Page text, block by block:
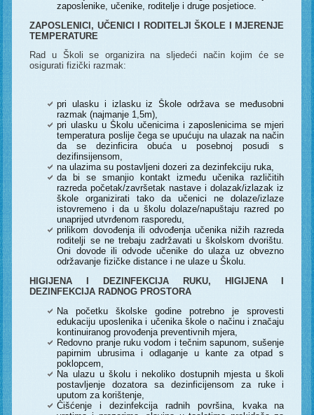
zaposlenike, učenike, roditelje i druge posjetioce.
ZAPOSLENICI, UČENICI I RODITELJI ŠKOLE I MJERENJE
TEMPERATURE
Rad u Školi se organizira na sljedeći način kojim će se
osigurati fizički razmak:
pri ulasku i izlasku iz Škole održava se međusobni
razmak (najmanje 1,5m),
pri ulasku u Školu učenicima i zaposlenicima se mjeri
temperatura poslije čega se upućuju na ulazak na način
da se dezinficira obuća u posebnoj posudi s
dezifinsijensom,
na ulazima su postavljeni dozeri za dezinfekciju ruka,
da bi se smanjio kontakt između učenika različitih
razreda početak/završetak nastave i dolazak/izlazak iz
škole organizirati tako da učenici ne dolaze/izlaze
istovremeno i da u školu dolaze/napuštaju razred po
unaprijed utvrđenom rasporedu,
prilikom dovođenja ili odvođenja učenika nižih razreda
roditelji se ne trebaju zadržavati u školskom dvorištu.
Oni dovode ili odvode učenike do ulaza uz obvezno
održavanje fizičke distance i ne ulaze u Školu.
HIGIJENA I DEZINFEKCIJA RUKU, HIGIJENA I
DEZINFEKCIJA RADNOG PROSTORA
Na početku školske godine potrebno je sprovesti
edukaciju uposlenika i učenika škole o načinu i značaju
kontinuiranog provođenja preventivnih mjera,
Redovno pranje ruku vodom i tečnim sapunom, sušenje
papirnim ubrusima i odlaganje u kante za otpad s
poklopcem,
Na ulazu u školu i nekoliko dostupnih mjesta u školi
postavljenje dozatora sa dezinficijensom za ruke i
uputom za korištenje,
Čišćenje i dezinfekcija radnih površina, kvaka na